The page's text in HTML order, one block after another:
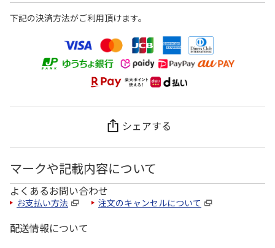
下記の決済方法がご利用頂けます。
シェアする
マークや記載内容について
よくあるお問い合わせ
お支払い方法 注文のキャンセルについて
配送情報について